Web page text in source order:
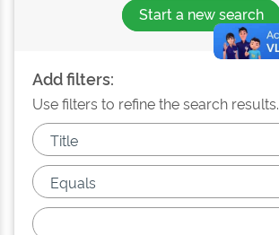
Start a new search
Add filters:
Use filters to refine the search results.